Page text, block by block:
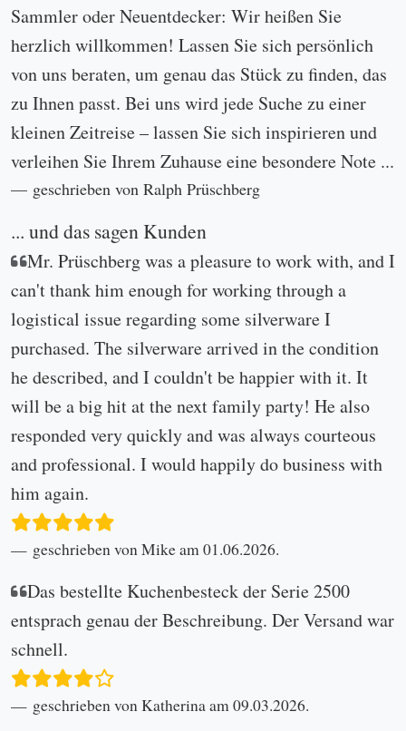
Sammler oder Neuentdecker: Wir heißen Sie
herzlich willkommen! Lassen Sie sich persönlich
von uns beraten, um genau das Stück zu finden, das
zu Ihnen passt. Bei uns wird jede Suche zu einer
kleinen Zeitreise – lassen Sie sich inspirieren und
verleihen Sie Ihrem Zuhause eine besondere Note ...
geschrieben von Ralph Prüschberg
... und das sagen Kunden
Mr. Prüschberg was a pleasure to work with, and I
can't thank him enough for working through a
logistical issue regarding some silverware I
purchased. The silverware arrived in the condition
he described, and I couldn't be happier with it. It
will be a big hit at the next family party! He also
responded very quickly and was always courteous
and professional. I would happily do business with
him again.
geschrieben von Mike am 01.06.2026.
Das bestellte Kuchenbesteck der Serie 2500
entsprach genau der Beschreibung. Der Versand war
schnell.
geschrieben von Katherina am 09.03.2026.